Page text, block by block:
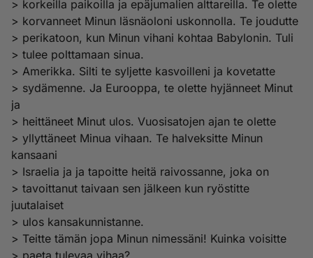
> korkeilla paikoilla ja epäjumalien alttareilla. Te olette
> korvanneet Minun läsnäoloni uskonnolla. Te joudutte
> perikatoon, kun Minun vihani kohtaa Babylonin. Tuli
> tulee polttamaan sinua.
> Amerikka. Silti te syljette kasvoilleni ja kovetatte
> sydämenne. Ja Eurooppa, te olette hyjänneet Minut
ja
> heittäneet Minut ulos. Vuosisatojen ajan te olette
> yllyttäneet Minua vihaan. Te halveksitte Minun
kansaani
> Israelia ja ja tapoitte heitä raivossanne, joka on
> tavoittanut taivaan sen jälkeen kun ryöstitte
juutalaiset
> ulos kansakunnistanne.
> Teitte tämän jopa Minun nimessäni! Kuinka voisitte
> paeta tulevaa vihaa?